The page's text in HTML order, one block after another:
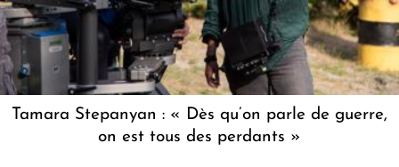
Tamara Stepanyan : « Dès qu’on parle de guerre,
on est tous des perdants »